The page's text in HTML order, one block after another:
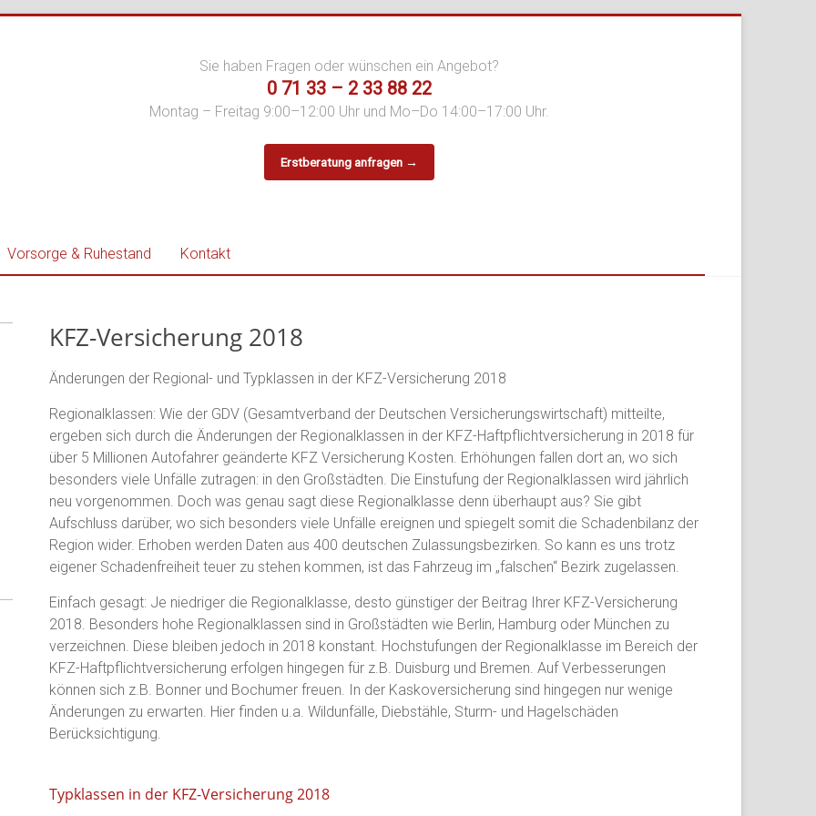
Sie haben Fragen oder wünschen ein Angebot?
0 71 33 – 2 33 88 22
Montag – Freitag 9:00–12:00 Uhr und Mo–Do 14:00–17:00 Uhr.
Erstberatung anfragen →
Vorsorge & Ruhestand Kontakt
KFZ-Versicherung 2018
Änderungen der Regional- und Typklassen in der KFZ-Versicherung 2018
Regionalklassen: Wie der GDV (Gesamtverband der Deutschen Versicherungswirtschaft) mitteilte,
ergeben sich durch die Änderungen der Regionalklassen in der KFZ-Haftpflichtversicherung in 2018 für
über 5 Millionen Autofahrer geänderte KFZ Versicherung Kosten. Erhöhungen fallen dort an, wo sich
besonders viele Unfälle zutragen: in den Großstädten. Die Einstufung der Regionalklassen wird jährlich
neu vorgenommen. Doch was genau sagt diese Regionalklasse denn überhaupt aus? Sie gibt
Aufschluss darüber, wo sich besonders viele Unfälle ereignen und spiegelt somit die Schadenbilanz der
Region wider. Erhoben werden Daten aus 400 deutschen Zulassungsbezirken. So kann es uns trotz
eigener Schadenfreiheit teuer zu stehen kommen, ist das Fahrzeug im „falschen“ Bezirk zugelassen.
Einfach gesagt: Je niedriger die Regionalklasse, desto günstiger der Beitrag Ihrer KFZ-Versicherung
2018. Besonders hohe Regionalklassen sind in Großstädten wie Berlin, Hamburg oder München zu
verzeichnen. Diese bleiben jedoch in 2018 konstant. Hochstufungen der Regionalklasse im Bereich der
KFZ-Haftpflichtversicherung erfolgen hingegen für z.B. Duisburg und Bremen. Auf Verbesserungen
können sich z.B. Bonner und Bochumer freuen. In der Kaskoversicherung sind hingegen nur wenige
Änderungen zu erwarten. Hier finden u.a. Wildunfälle, Diebstähle, Sturm- und Hagelschäden
Berücksichtigung.
Typklassen in der KFZ-Versicherung 2018